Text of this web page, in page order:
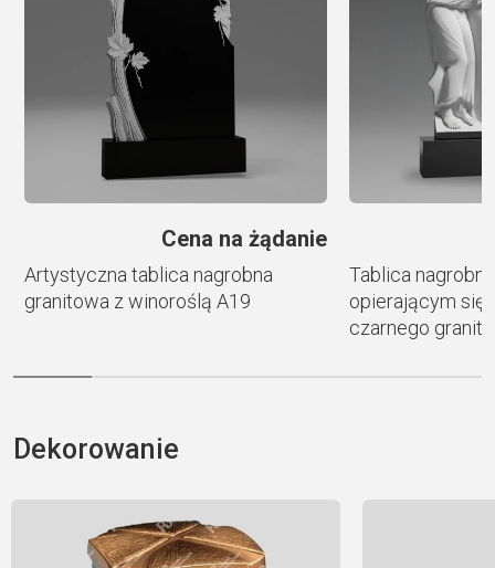
Cena na żądanie
Artystyczna tablica nagrobna
granitowa z winoroślą A19
Tablica
opierającym się
czarnego
Dekorowanie